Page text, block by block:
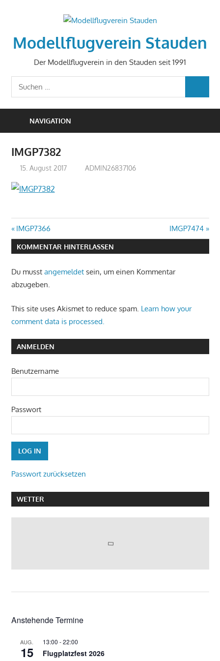
Modellflugverein Stauden
Der Modellflugverein in den Stauden seit 1991
Suchen
nach:
NAVIGATION
IMGP7382
15. August 2017 ADMIN26837106
Beitragsnavigation
Vorheriger
Beitrag:
IMGP7366
Nächster
Beitrag:
IMGP7474
KOMMENTAR HINTERLASSEN
Du musst angemeldetsein, um einen Kommentar
abzugeben.
This site uses Akismet to reduce spam. Learn how your
comment data is processed.
ANMELDEN
Benutzername
Passwort
Passwort zurücksetzen
WETTER
Anstehende Termine
AUG.
15
13:00 -22:00
Flugplatzfest 2026